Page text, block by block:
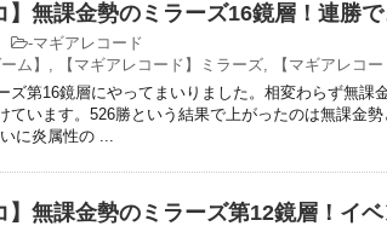
】無課金勢のミラーズ16鏡層！連勝
-マギアレコード
ム】 , 【マギアレコード】ミラーズ,
【マギアレコ
ズ第16鏡層にやってまいりました。相変わらず無課
ています。526勝という結果で上がったのは無課金
に炎属性の ...
】無課金勢のミラーズ第12鏡層！イ